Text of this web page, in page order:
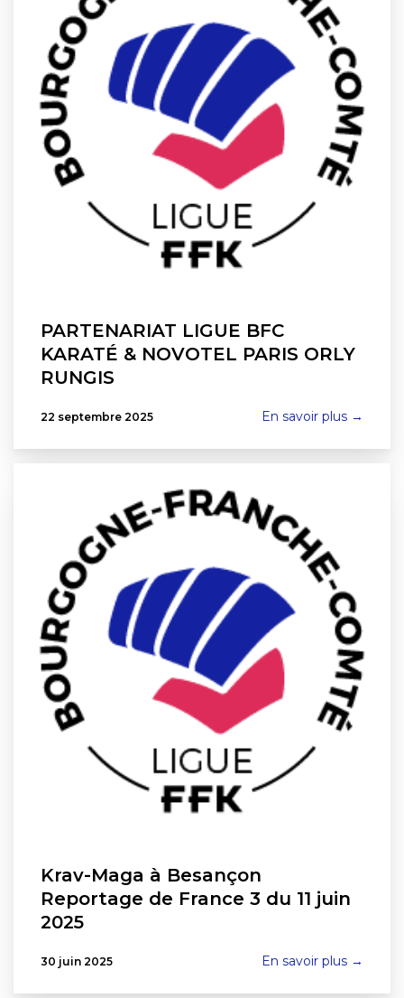
PARTENARIAT LIGUE BFC
KARATÉ & NOVOTEL PARIS ORLY
RUNGIS
22 septembre 2025 En savoir plus →
Krav-Maga à Besançon
Reportage de France 3 du 11 juin
2025
30 juin 2025 En savoir plus →